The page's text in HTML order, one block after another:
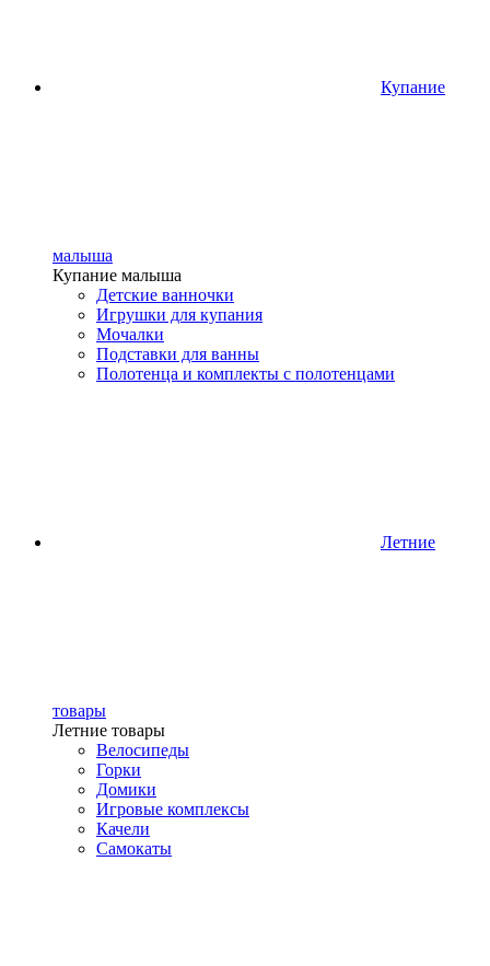
Купание
малыша
Купание малыша
Детские ванночки
Игрушки для купания
Мочалки
Подставки для ванны
Полотенца и комплекты с полотенцами
Летние
товары
Летние товары
Велосипеды
Горки
Домики
Игровые комплексы
Качели
Самокаты